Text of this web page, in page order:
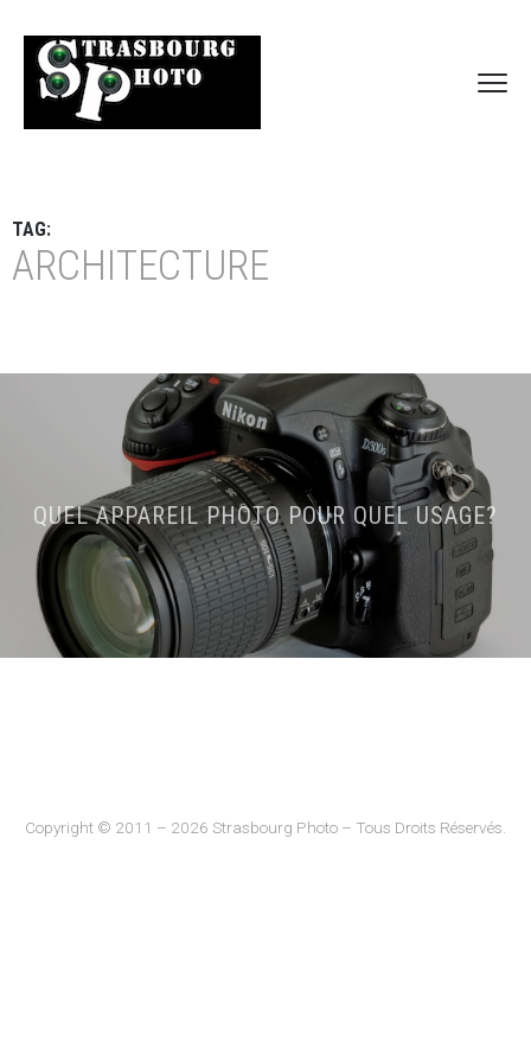
TAG:
ARCHITECTURE
QUEL APPAREIL PHOTO POUR QUEL USAGE?
Copyright © 2011 – 2026 Strasbourg Photo – Tous Droits Réservés.